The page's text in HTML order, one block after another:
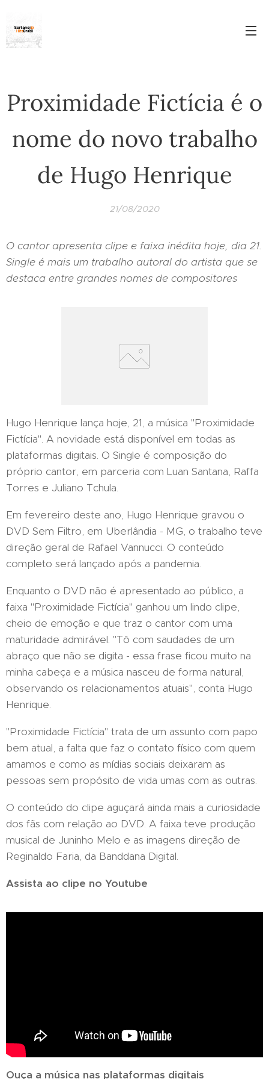
Proximidade Fictícia é o
nome do novo trabalho
de Hugo Henrique
21/08/2020
O cantor apresenta clipe e faixa inédita hoje, dia 21.
Single é mais um trabalho autoral do artista que se
destaca entre grandes nomes de compositores
Hugo Henrique lança hoje, 21, a música "Proximidade
Fictícia". A novidade está disponível em todas as
plataformas digitais. O Single é composição do
próprio cantor, em parceria com Luan Santana, Raffa
Torres e Juliano Tchula.
Em fevereiro deste ano, Hugo Henrique gravou o
DVD Sem Filtro, em Uberlândia - MG, o trabalho teve
direção geral de Rafael Vannucci. O conteúdo
completo será lançado após a pandemia.
Enquanto o DVD não é apresentado ao público, a
faixa "Proximidade Fictícia" ganhou um lindo clipe,
cheio de emoção e que traz o cantor com uma
maturidade admirável. "Tô com saudades de um
abraço que não se digita - essa frase ficou muito na
minha cabeça e a música nasceu de forma natural,
observando os relacionamentos atuais", conta Hugo
Henrique.
"Proximidade Fictícia" trata de um assunto com papo
bem atual, a falta que faz o contato físico com quem
amamos e como as mídias sociais deixaram as
pessoas sem propósito de vida umas com as outras.
O conteúdo do clipe aguçará ainda mais a curiosidade
dos fãs com relação ao DVD. A faixa teve produção
musical de Juninho Melo e as imagens direção de
Reginaldo Faria, da Banddana Digital.
Assista ao clipe no Youtube
Ouça a música nas plataformas digitais